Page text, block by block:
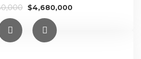
El
precio
original
era:
$4,680,000El